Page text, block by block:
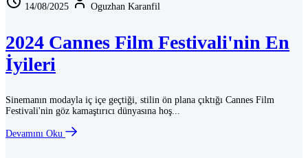
14/08/2025 Oguzhan Karanfil
2024 Cannes Film Festivali'nin En
İyileri
Sinemanın modayla iç içe geçtiği, stilin ön plana çıktığı Cannes Film
Festivali'nin göz kamaştırıcı dünyasına hoş...
Devamını Oku